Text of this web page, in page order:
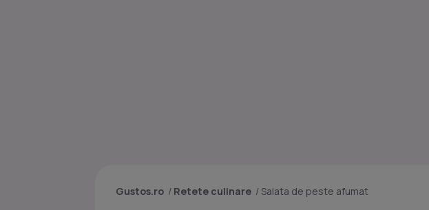
Gustos.ro / Retete culinare /Salata de peste afumat